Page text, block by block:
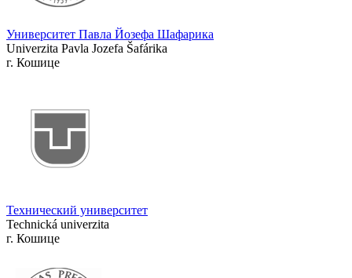
Университет Павла Йозефа Шафарика
Univerzita Pavla Jozefa Šafárika
г. Кошице
Технический университет
Technická univerzita
г. Кошице